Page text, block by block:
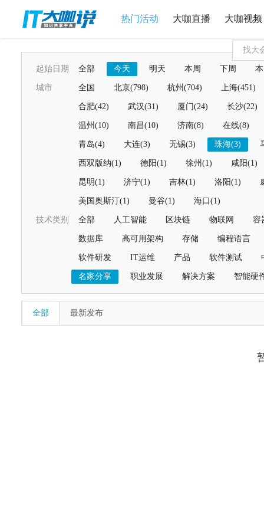
热门活动 大咖直播 大咖视频
起始日期 全部 今天 明天 本周 下周
城市 全国 北京(798) 杭州(704) 上海(451)
合肥(42) 武汉(31) 厦门(24) 长沙(22)
温州(10) 南昌(10) 济南(8) 在线(8)
青岛(4) 大连(3) 无锡(3) 珠海(3)
西双版纳(1) 德阳(1) 徐州(1) 咸阳(1)
昆明(1) 济宁(1) 吉林(1) 洛阳(1)
美国奥斯汀(1) 曼谷(1) 海口(1)
技术类别 全部 人工智能 区块链 物联网 容
数据库 高可用架构 存储 编程语言
软件研发 IT运维 产品 软件测试
名家分享 职业发展 解决方案 智能硬
全部 最新发布